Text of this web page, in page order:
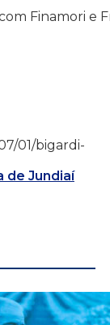
Finamori e
01/bigardi-
de Jundiaí